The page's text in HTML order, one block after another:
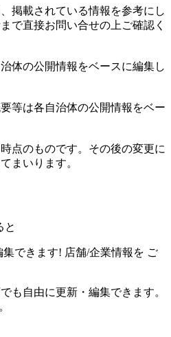
掲載されている情報を参考にし
で直接お問い合せの上ご確認く
体の公開情報をベースに編集し
等は各自治体の公開情報をベー
点のものです。その後の変更に
まいります。
と
集できます! 店舗/企業情報を ご
も自由に更新・編集できます。